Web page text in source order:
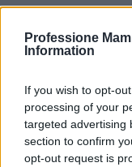
Professione
Information
If you wish to opt-
processing of your
targeted advertising
section to confirm
opt-out request is